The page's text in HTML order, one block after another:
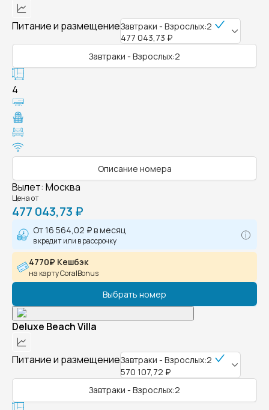
Питание и размещениеЗавтраки - Взрослых:2
477 043,73 ₽
Завтраки - Взрослых:2
4
Описание номера
Вылет: Москва
Цена от
477 043,73 ₽
От16 564,02 ₽в месяц
в кредит или в рассрочку
4770₽ Кешбэк
на карту CoralBonus
Выбрать номер
Deluxe Beach Villa
Питание и размещениеЗавтраки - Взрослых:2
570 107,72 ₽
Завтраки - Взрослых:2